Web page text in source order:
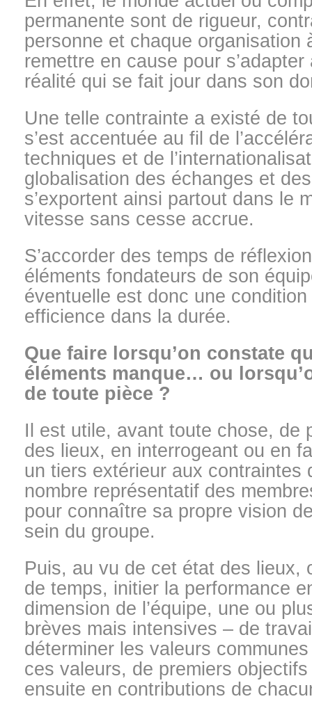
permanente sont de rigueur,
personne et chaque organisation
remettre en cause pour
réalité qui se fait jour dans son
Une telle contrainte a existé de
s’est accentuée au fil de
techniques et de
globalisation des échanges et
s’exportent ainsi partout dans le
vitesse sans cesse accrue.
S’accorder des temps de
éléments fondateurs de son
éventuelle est donc une
efficience dans la durée.
Que faire lorsqu’on constate
éléments manque… ou
de toute pièce ?
Il est utile, avant toute chose, de
des lieux, en interrogeant ou en
un tiers extérieur aux contraintes
nombre représentatif des
pour connaître sa propre vision
sein du groupe.
Puis, au vu de cet état des lieux,
de temps, initier la performance
dimension de l’équipe, une ou
brèves mais intensives – de
déterminer les valeurs
ces valeurs, de premiers
ensuite en contributions de